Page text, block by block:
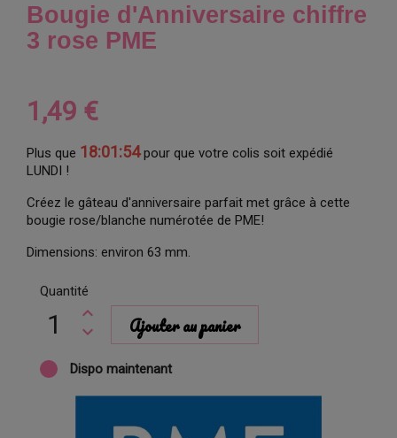
Bougie d'Anniversaire chiffre
3 rose PME
1,49 €
Plus que 18:01:53pour que votre colis soit expédié
LUNDI !
Créez le gâteau d'anniversaire parfait met grâce à cette
bougie rose/blanche numérotée de PME!
Dimensions: environ 63 mm.
Quantité
Ajouter au panier
Dispo maintenant